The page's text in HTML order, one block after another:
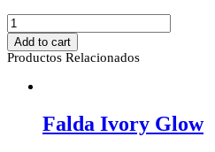
Strap
para
celular
quantity
Add to cart
Productos Relacionados
Falda Ivory Glow